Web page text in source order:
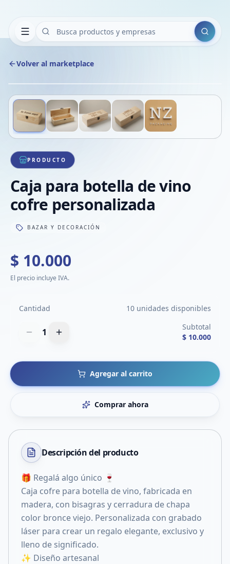
Buscar
Volver al marketplace
1/5
PRODUCTO
Caja para botella de vino
cofre personalizada
BAZAR Y DECORACIÓN
$ 10.000
El precio incluye IVA.
Cantidad 10 unidades disponibles
1
Subtotal
$ 10.000
Agregar al carrito
Comprar ahora
Descripción del producto
🎁 Regalá algo único 🍷
Caja cofre para botella de vino, fabricada en
madera, con bisagras y cerradura de chapa
color bronce viejo. Personalizada con grabado
láser para crear un regalo elegante, exclusivo y
lleno de significado.
✨ Diseño artesanal